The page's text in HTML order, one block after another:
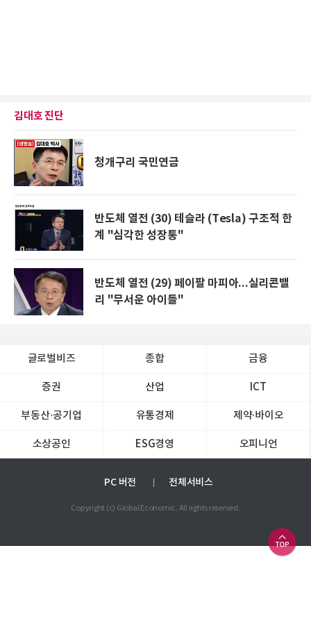
김대호 진단
청개구리 국민연금
반도체 열전 (30) 테슬라 (Tesla) 구조적 한
계 "심각한 성장통"
반도체 열전 (29) 페이팔 마피아...실리콘밸
리 "무서운 아이들"
글로벌비즈 종합 금융
증권 산업 ICT
부동산·공기업 유통경제 제약∙바이오
소상공인 ESG경영 오피니언
PC 버전 전체서비스
Copyright (c) Global Economic. All rights reserved.